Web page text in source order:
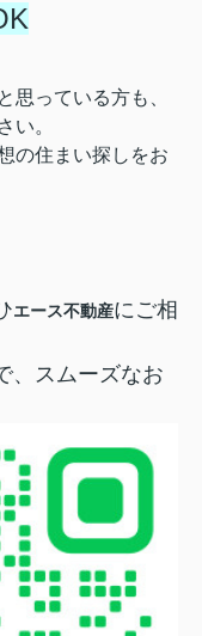
思っている方も、
い。
の住まい探しをお
エース不動産にご相
、スムーズなお